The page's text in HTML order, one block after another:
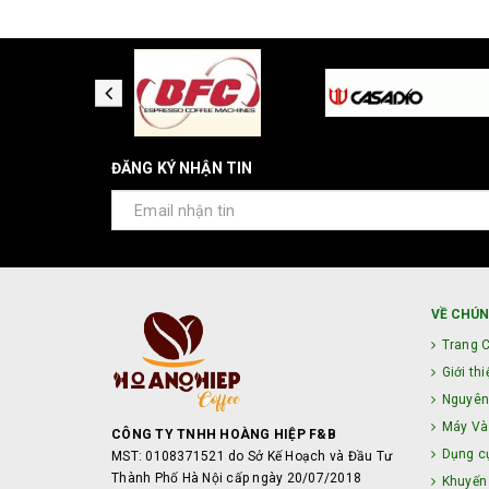
ĐĂNG KÝ NHẬN TIN
CÔNG TY TNHH HOÀNG HIỆP F&B
MST: 0108371521 do Sở Kế Hoạch và Đầu Tư
Thành Phố Hà Nội cấp ngày 20/07/2018
VỀ
Trang
Giới
Máy
Dụng